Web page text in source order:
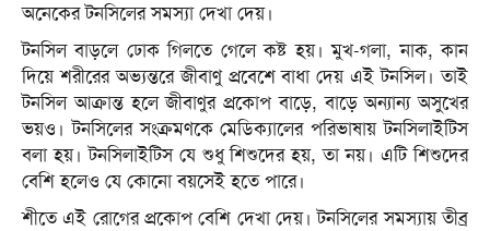
অনেকের টনসিলের সমস্যা দেখা দেয়।
টনসিল বাড়লে ঢোক গিলতে গেলে কষ্ট হয়। মুখ-গলা, নাক, কান
দিয়ে শরীরের অভ্যন্তরে জীবাণু প্রবেশে বাধা দেয় এই টনসিল। তাই
টনসিল আক্রান্ত হলে জীবাণুর প্রকোপ বাড়ে, বাড়ে অন্যান্য অসুখের
ভয়ও। টনসিলের সংক্রমণকে মেডিক্যালের পরিভাষায় টনসিলাইটিস
বলা হয়। টনসিলাইটিস যে শুধু শিশুদের হয়, তা নয়। এটি শিশুদের
বেশি হলেও যে কোনো বয়সেই হতে পারে।
শীতে এই রোগের প্রকোপ বেশি দেখা দেয়। টনসিলের সমস্যায় তীব্র